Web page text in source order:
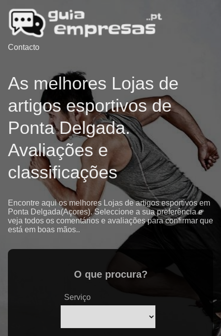
Contacto
As melhores Lojas de
artigos esportivos de
Ponta Delgada.
Avaliações e
classificações
Encontre aqui os melhores Lojas de artigos esportivos em
Ponta Delgada(Açores). Seleccione a sua preferência e
veja todos os comentários e avaliações para confirmar que
está em boas mãos..
O que procura?
Serviço